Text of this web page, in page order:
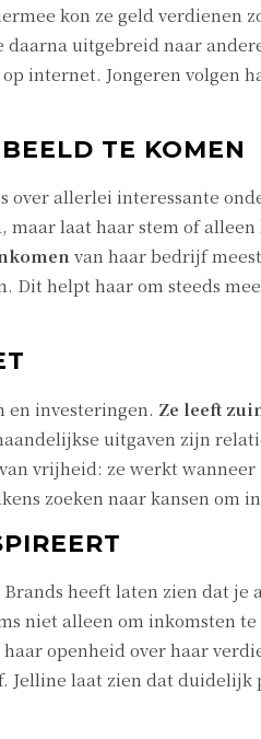
kon ze geld verdienen
uitgebreid naar
internet. Jongeren volgen
TE KOMEN
over allerlei interessante
laat haar stem of
van haar bedrijf
Dit helpt haar om steeds
en investeringen. Ze leeft
uitgaven zijn
vrijheid: ze werkt
zoeken naar kansen om
heeft laten zien dat je
niet alleen om inkomsten
openheid over haar
Jelline laat zien dat